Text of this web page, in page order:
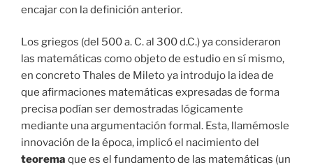
encajar con la definición anterior.
Los griegos (del 500 a. C. al 300 d.C.) ya consideraron
las matemáticas como objeto de estudio en sí mismo,
en concreto Thales de Mileto ya introdujo la idea de
que afirmaciones matemáticas expresadas de forma
precisa podían ser demostradas lógicamente
mediante una argumentación formal. Esta, llamémosle
innovación de la época, implicó el nacimiento del
teorema que es el fundamento de las matemáticas (un